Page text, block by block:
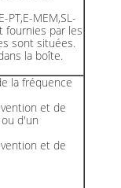
PT,E-MEM,SL-
fournies par les
sont situées.
la boîte.
la fréquence
et de
d'un
et de